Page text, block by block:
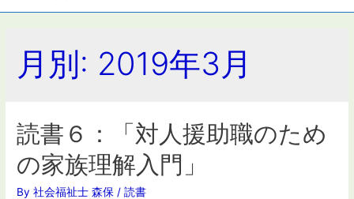
ー
月別: 2019年3月
読書６：「対人援助職のため
の家族理解入門」
By社会福祉士 森保 /読書